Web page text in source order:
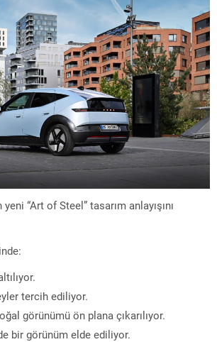
“Art of Steel” tasarım anlayışını
tercih ediliyor.
görünümü ön plana çıkarılıyor.
bir görünüm elde ediliyor.